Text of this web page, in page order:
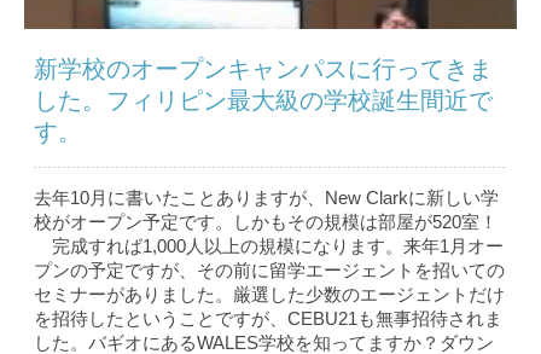
新学校のオープンキャンパスに行ってきま
した。フィリピン最大級の学校誕生間近で
す。
去年10月に書いたことありますが、New Clarkに新しい学
校がオープン予定です。しかもその規模は部屋が520室！
完成すれば1,000人以上の規模になります。来年1月オー
プンの予定ですが、その前に留学エージェントを招いての
セミナーがありました。厳選した少数のエージェントだけ
を招待したということですが、CEBU21も無事招待されま
した。バギオにあるWALES学校を知ってますか？ダウン